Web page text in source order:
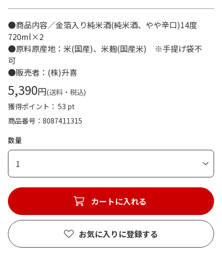
●商品内容／金箔入り純米酒(純米酒、やや辛口)14度
720ml×2
●原料原産地：米(国産)、米麹(国産米) ※手提げ袋不
可
●販売者：(株)升喜
5,390円(送料・税込)
獲得ポイント： 53 pt
商品番号
8087411315
数量
1
カートに入れる
お気に入りに登録する